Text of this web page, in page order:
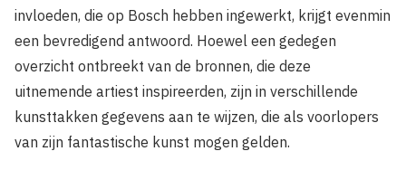
invloeden, die op Bosch hebben ingewerkt, krijgt evenmin
een bevredigend antwoord. Hoewel een gedegen
overzicht ontbreekt van de bronnen, die deze
uitnemende artiest inspireerden, zijn in verschillende
kunsttakken gegevens aan te wijzen, die als voorlopers
van zijn fantastische kunst mogen gelden.